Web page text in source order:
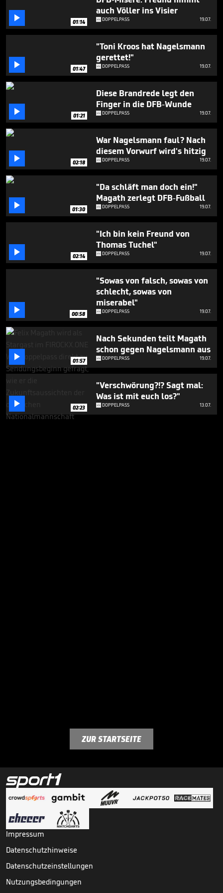
29
seconds
 01:14
auch Völler ins Visier
DOPPELPASS 19.07.
 01:47
"Toni Kroos hat Nagelsmann
gerettet!"
DOPPELPASS 19.07.
 01:21
Diese Brandrede legt den
Finger in die DFB-Wunde
DOPPELPASS 19.07.
 02:18
War Nagelsmann faul? Nach
diesem Vorwurf wird's hitzig
DOPPELPASS 19.07.
 01:30
"Da schläft man doch ein!"
Magath zerlegt DFB-Fußball
DOPPELPASS 19.07.
 02:14
"Ich bin kein Freund von
Thomas Tuchel"
DOPPELPASS 19.07.
 00:58
"Sowas von falsch, sowas von
schlecht, sowas von
miserabel"
DOPPELPASS 19.07.
 01:57
Nach Sekunden teilt Magath
schon gegen Nagelsmann aus
DOPPELPASS 19.07.
 02:23
"Verschwörung?!? Sagt mal:
Was ist mit euch los?"
DOPPELPASS 13.07.
ZUR STARTSEITE
Impressum
Datenschutzhinweise
Datenschutzeinstellungen
Nutzungsbedingungen